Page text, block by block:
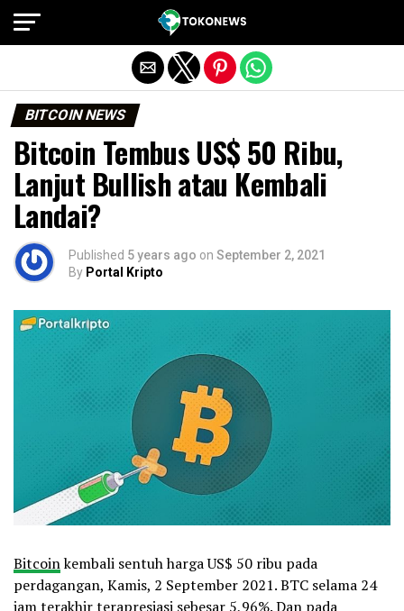
BITCOIN NEWS
Bitcoin Tembus US$ 50 Ribu,
Lanjut Bullish atau Kembali
Landai?
Published 5 years ago on September 2, 2021
By Portal Kripto
Bitcoinkembali sentuh harga US$ 50 ribu pada
perdagangan, Kamis, 2 September 2021. BTC selama 24
jam terakhir terapresiasi sebesar 5,96%. Dan pada
Exit mobile version